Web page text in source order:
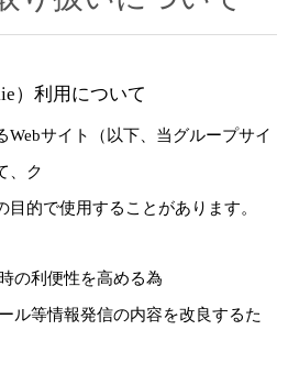
）利用について
Webサイト（以下、当グループサイ
、ク
目的で使用することがあります。
の利便性を高める為
ル等情報発信の内容を改良するた